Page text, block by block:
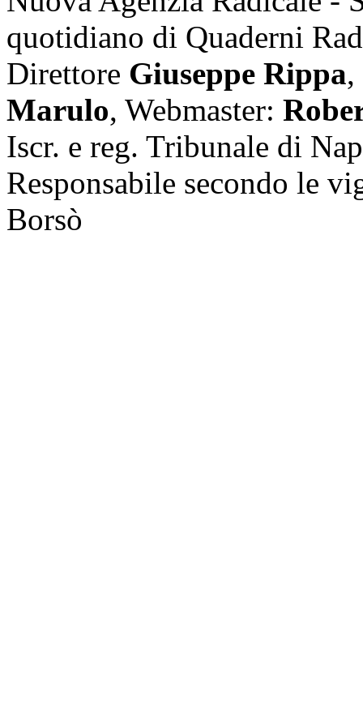
quotidiano di Quaderni
Direttore Giuseppe Rippa,
Marulo, Webmaster:
Iscr. e reg. Tribunale di
Responsabile secondo le
Borsò